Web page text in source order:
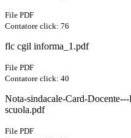
File PDF
Contatore click: 76
flc cgil informa_1.pdf
File PDF
Contatore click: 40
Nota-sindacale-Card-
scuola.pdf
File PDF